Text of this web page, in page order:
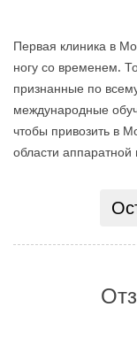
Первая клиника в
ногу со временем.
признанные по
международные
чтобы привозить в
области